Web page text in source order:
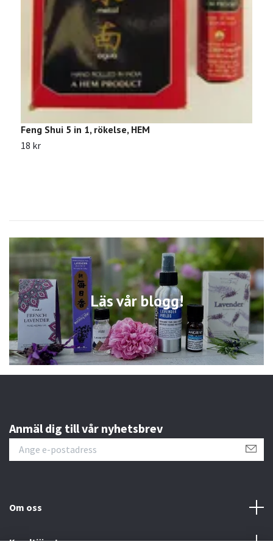
Läs vår blogg!
Feng Shui 5 in 1, rökelse, HEM
18 kr
Anmäl dig till vår nyhetsbrev
Om oss
Kundtjänst